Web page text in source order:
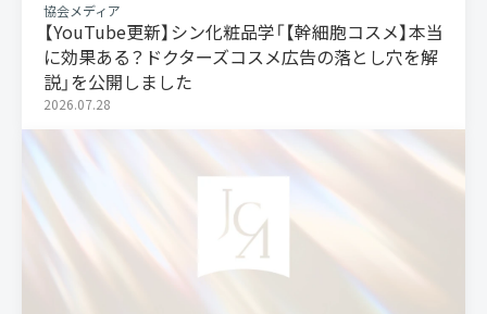
協会メディア
【YouTube更新】シン化粧品学「【幹細胞コスメ】本当
に効果ある？ドクターズコスメ広告の落とし穴を解
説」を公開しました
2026.07.28